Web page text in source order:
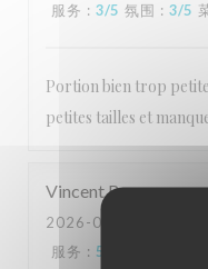
服务 : 3/5 氛围 : 3/5
Portion bien trop
petites tailles et
VincentB
2026-07-23
服务 : 5